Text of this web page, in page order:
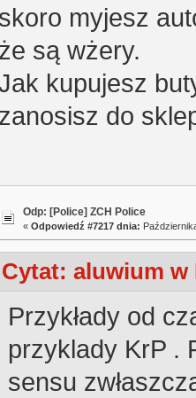
skoro myjesz
że są wżery.
kupujesz
zanosisz do
Odp: [Police] ZCH Police
« Odpowiedź #7217 dnia:
Cytat: aluwium w
Przykłady od
przyklady KrP .
sensu